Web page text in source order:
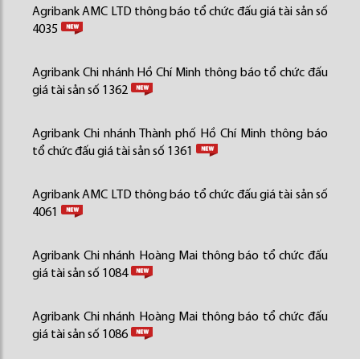
Agribank AMC LTD thông báo tổ chức đấu giá tài sản số
4035
Agribank Chi nhánh Hồ Chí Minh thông báo tổ chức đấu
giá tài sản số 1362
Agribank Chi nhánh Thành phố Hồ Chí Minh thông báo
tổ chức đấu giá tài sản số 1361
Agribank AMC LTD thông báo tổ chức đấu giá tài sản số
4061
Agribank Chi nhánh Hoàng Mai thông báo tổ chức đấu
giá tài sản số 1084
Agribank Chi nhánh Hoàng Mai thông báo tổ chức đấu
giá tài sản số 1086